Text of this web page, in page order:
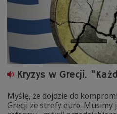
Kryzys w Grecji.
Myślę, że dojdzie do
Grecji ze strefy euro. Musimy